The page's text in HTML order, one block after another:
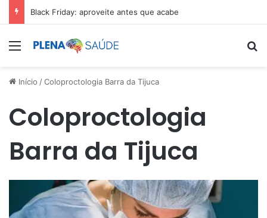
Black Friday: aproveite antes que acabe
Menu
Início /Coloproctologia Barra da Tijuca
Coloproctologia
Barra da Tijuca